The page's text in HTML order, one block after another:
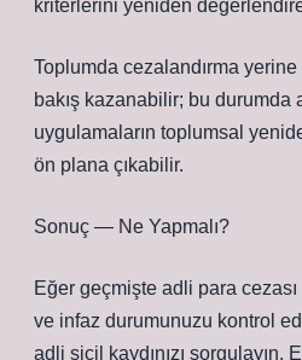
kriterlerini yeniden
Toplumda cezalandırma
bakış kazanabilir; bu durumda
uygulamaların toplumsal
ön plana çıkabilir.
Sonuç — Ne Yapmalı?
Eğer geçmişte adli para
ve infaz durumunuzu kontrol
adli sicil kaydınızı sorgulayın.